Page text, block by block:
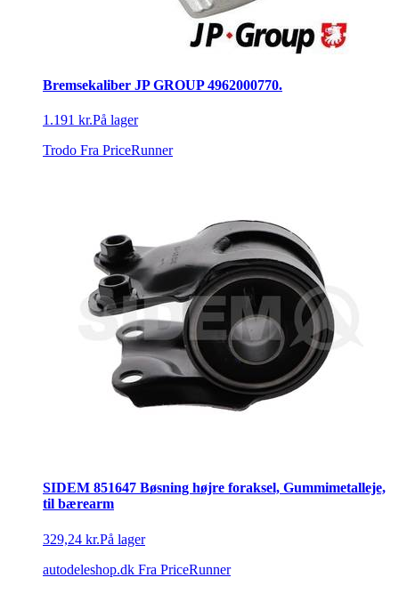
Bremsekaliber JP GROUP 4962000770.
1.191 kr.På lager
Trodo Fra PriceRunner
SIDEM 851647 Bøsning højre foraksel, Gummimetalleje,
til bærearm
329,24 kr.På lager
autodeleshop.dk Fra PriceRunner